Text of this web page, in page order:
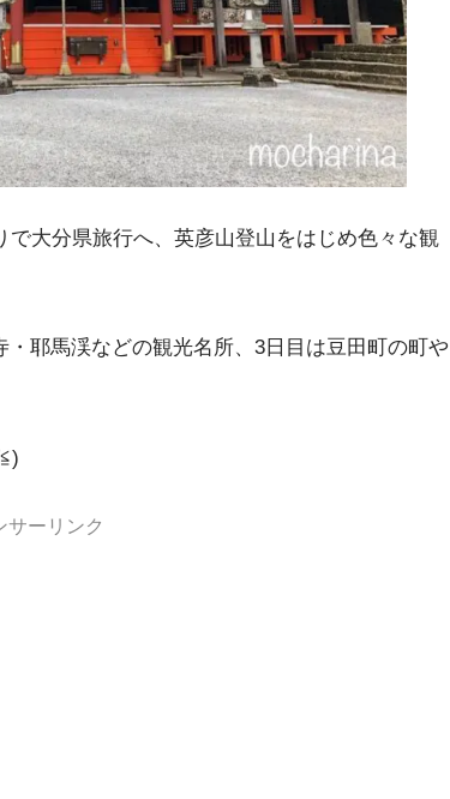
大分県旅行へ、英彦山登山をはじめ色々な観
耶馬渓などの観光名所、3日目は豆田町の町や
サーリンク